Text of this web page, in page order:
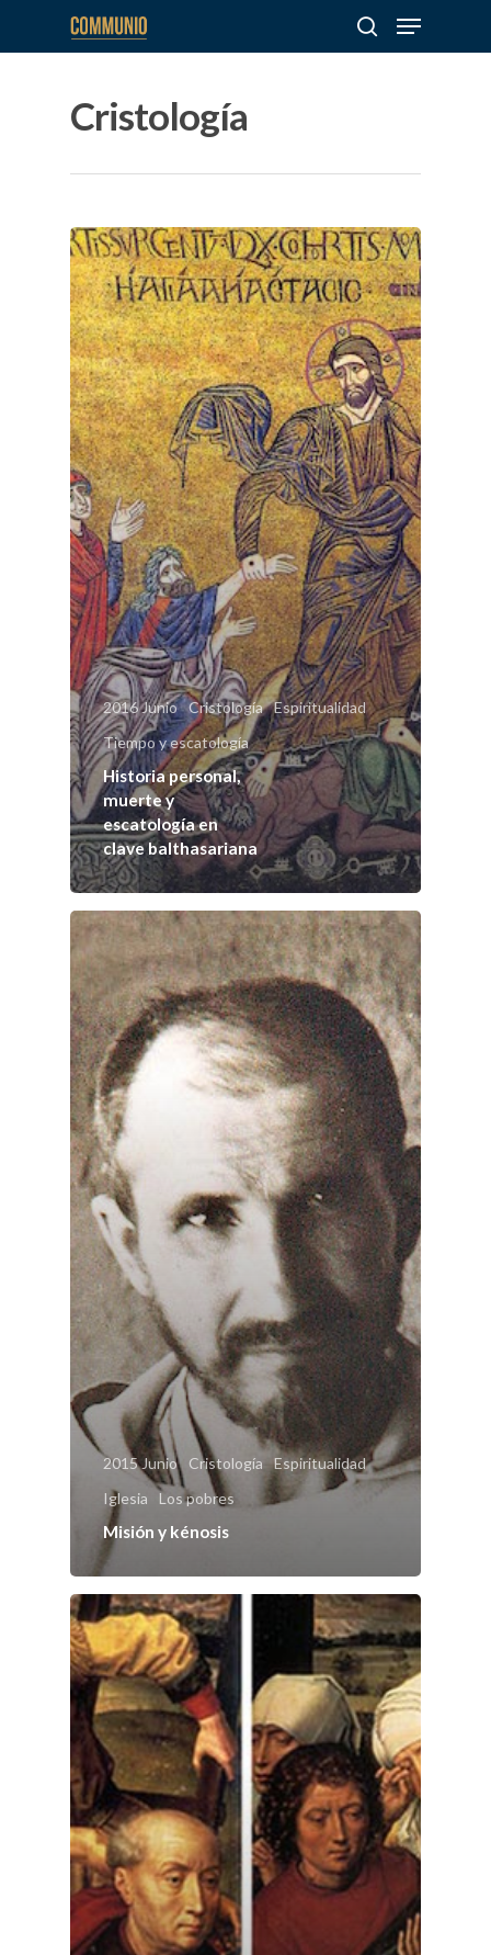
Hit enter to search or ESC to close
Cristología
2016 Junio Cristología Espiritualidad
Tiempo y escatología
Historia personal,
muerte y
escatología en
clave balthasariana
2015 Junio Cristología
Espiritualidad
Iglesia
Los pobres
Misión y kénosis
Sobre
COMMUNIO
Quiénes
Número
Números
Anteriores
Contacto
Suscripción
Pagar
Pagar
Argentina